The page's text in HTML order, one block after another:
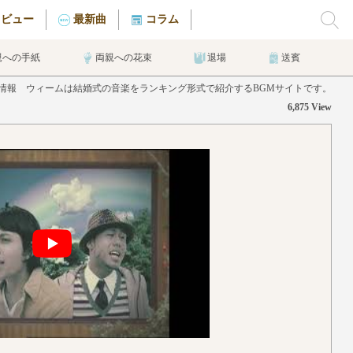
ュー 最新曲 コラム
への手紙 両親への花束 退場 送賓
報 ウィームは結婚式の音楽をランキング形式で紹介するBGMサイトです。
6,875 View